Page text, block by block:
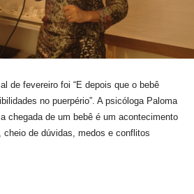
de fevereiro foi “E depois que o bebê
no puerpério”. A psicóloga Paloma
chegada de um bebê é um acontecimento
de dúvidas, medos e conflitos